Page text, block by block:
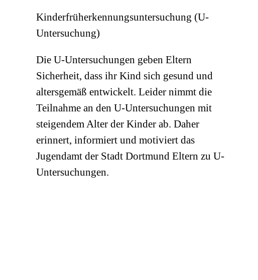
Kinderfrüherkennungsuntersuchung (U-
Untersuchung)
Die U-Untersuchungen geben Eltern
Sicherheit, dass ihr Kind sich gesund und
altersgemäß entwickelt. Leider nimmt die
Teilnahme an den U-Untersuchungen mit
steigendem Alter der Kinder ab. Daher
erinnert, informiert und motiviert das
Jugendamt der Stadt Dortmund Eltern zu U-
Untersuchungen.